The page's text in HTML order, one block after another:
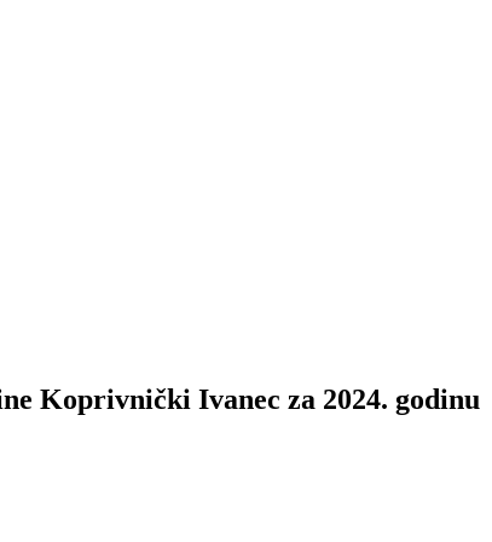
Koprivnički Ivanec za 2024. godinu